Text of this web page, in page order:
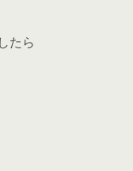
たら